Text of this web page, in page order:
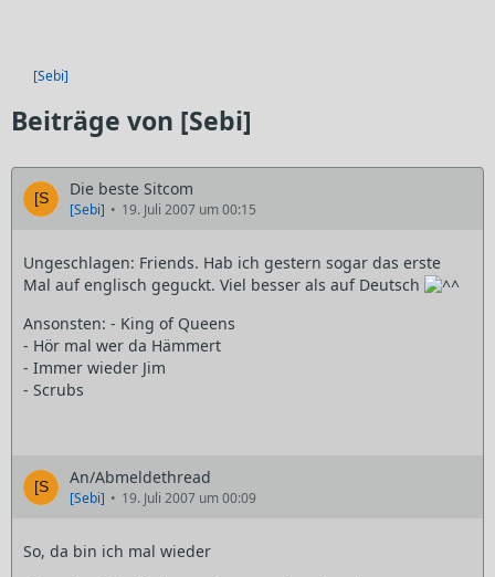
[Sebi]
Beiträge von [Sebi]
Die beste Sitcom
[Sebi] 19. Juli 2007 um 00:15
Ungeschlagen: Friends. Hab ich gestern sogar das erste
Mal auf englisch geguckt. Viel besser als auf Deutsch
Ansonsten: - King of Queens
- Hör mal wer da Hämmert
- Immer wieder Jim
- Scrubs
An/Abmeldethread
[Sebi] 19. Juli 2007 um 00:09
So, da bin ich mal wieder